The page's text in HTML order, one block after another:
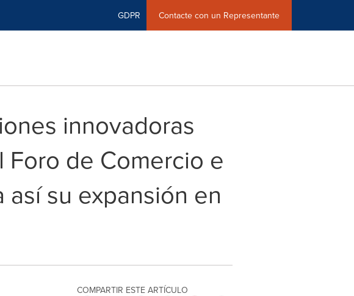
GDPR Contacte con un Representante
innovadoras
de Comercio e
su expansión en
COMPARTIR ESTE ARTÍCULO